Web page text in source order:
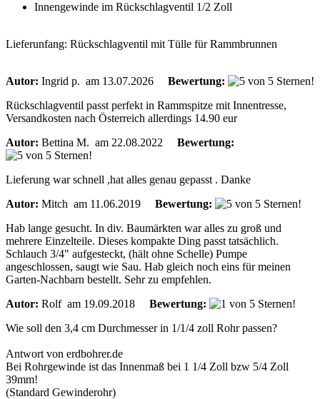
Innengewinde im Rückschlagventil 1/2 Zoll
Lieferunfang: Rückschlagventil mit Tülle für Rammbrunnen
Autor: Ingrid p. am 13.07.2026
Bewertung:
Rückschlagventil passt perfekt in Rammspitze mit Innentresse,
Versandkosten nach Österreich allerdings 14.90 eur
Autor: Bettina M. am 22.08.2022 Bewertung:
Lieferung war schnell ,hat alles genau gepasst . Danke
Autor: Mitch am 11.06.2019
Bewertung:
Hab lange gesucht. In div. Baumärkten war alles zu groß und
mehrere Einzelteile. Dieses kompakte Ding passt tatsächlich.
Schlauch 3/4" aufgesteckt, (hält ohne Schelle) Pumpe
angeschlossen, saugt wie Sau. Hab gleich noch eins für meinen
Garten-Nachbarn bestellt. Sehr zu empfehlen.
Autor: Rolf am 19.09.2018
Bewertung:
Wie soll den 3,4 cm Durchmesser in 1/1/4 zoll Rohr passen?
Antwort von erdbohrer.de
Bei Rohrgewinde ist das Innenmaß bei 1 1/4 Zoll bzw 5/4 Zoll
39mm!
(Standard Gewinderohr)